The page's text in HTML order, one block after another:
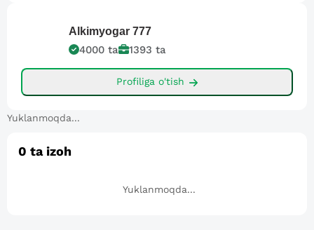
Alkimyogar 777
4000 ta 1393 ta
Profiliga o'tish
Yuklanmoqda...
0 ta izoh
Yuklanmoqda...